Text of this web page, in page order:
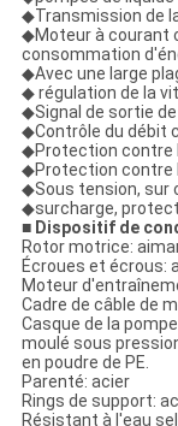
◆Transmission de
◆Moteur à courant
consommation
◆Avec une large
◆ régulation de la
◆Signal de sortie
◆Contrôle du débit
◆Protection contre
◆Protection contre
◆Sous tension, sur
◆surcharge,
■ Dispositif de
Rotor motrice:
Écroues et écrous:
Moteur
Cadre de câble de
Casque de la
moulé sous
en poudre de PE.
Parenté: acier
Rings de support:
Résistant à l'eau